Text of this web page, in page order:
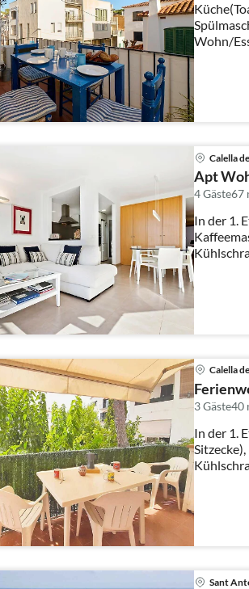
Wohn/
Calella
Apt
4 Gäste67
In der 1.
Calella
3 Gäste40
In der 1.
Sant